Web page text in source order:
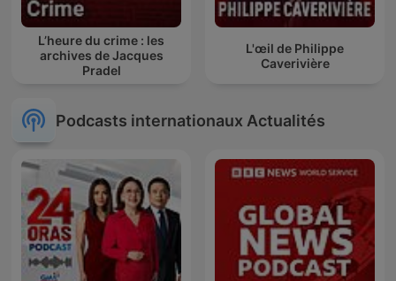
L’heure du crime : les
archives de Jacques
Pradel
L'œil de Philippe
Caverivière
Podcasts internationaux Actualités